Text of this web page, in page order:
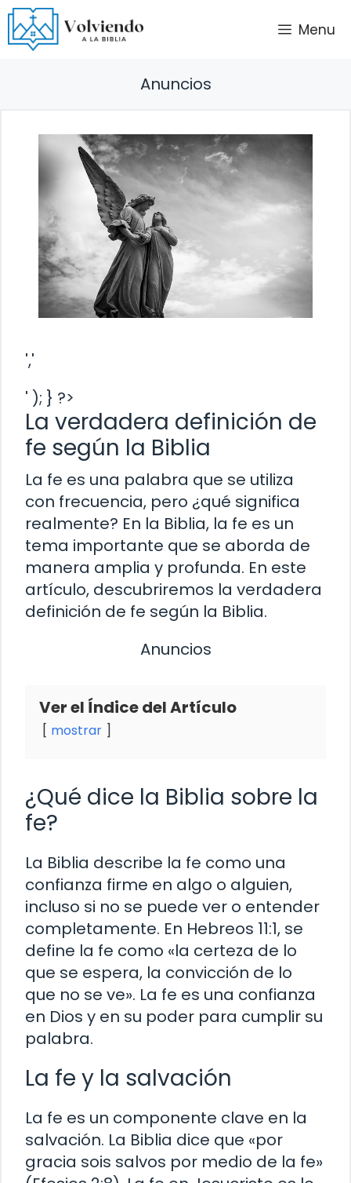
Saltar
al
contenido
Menu
Anuncios
','
' ); } ?>
La verdadera definición de
fe según la Biblia
La fe es una palabra que se utiliza
con frecuencia, pero ¿qué significa
realmente? En la Biblia, la fe es un
tema importante que se aborda de
manera amplia y profunda. En este
artículo, descubriremos la verdadera
definición de fe según la Biblia.
Anuncios
Ver el Índice del Artículo
mostrar
¿Qué dice la Biblia sobre la
fe?
La Biblia describe la fe como una
confianza firme en algo o alguien,
incluso si no se puede ver o entender
completamente. En Hebreos 11:1, se
define la fe como «la certeza de lo
que se espera, la convicción de lo
que no se ve». La fe es una confianza
en Dios y en su poder para cumplir su
palabra.
La fe y la salvación
La fe es un componente clave en la
salvación. La Biblia dice que «por
gracia sois salvos por medio de la fe»